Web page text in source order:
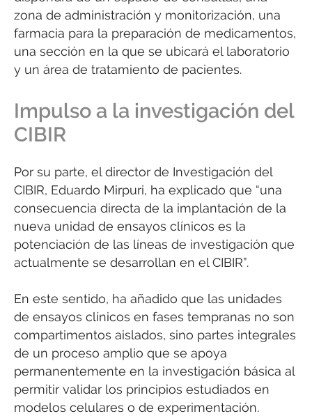
zona de administración y monitorización, una
farmacia para la preparación de medicamentos,
una sección en la que se ubicará el laboratorio
y un área de tratamiento de pacientes.
Impulso a la investigación del
CIBIR
Por su parte, el director de Investigación del
CIBIR, Eduardo Mirpuri, ha explicado que “una
consecuencia directa de la implantación de la
nueva unidad de ensayos clínicos es la
potenciación de las líneas de investigación que
actualmente se desarrollan en el CIBIR”.
En este sentido, ha añadido que las unidades
de ensayos clínicos en fases tempranas no son
compartimentos aislados, sino partes integrales
de un proceso amplio que se apoya
permanentemente en la investigación básica al
permitir validar los principios estudiados en
modelos celulares o de experimentación.